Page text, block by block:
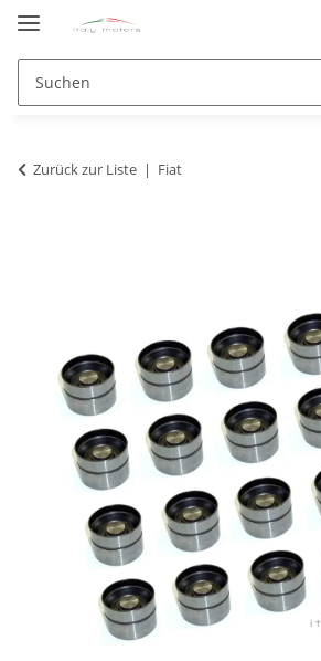
Zurück zur Liste Fiat